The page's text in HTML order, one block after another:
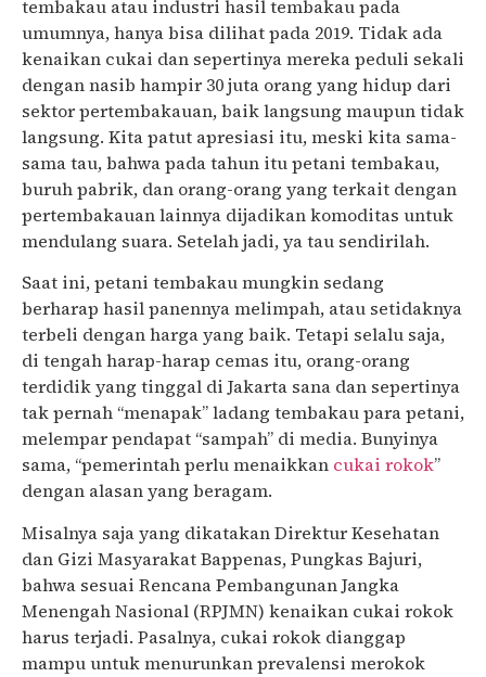
tembakau atau industri hasil tembakau pada
umumnya, hanya bisa dilihat pada 2019. Tidak ada
kenaikan cukai dan sepertinya mereka peduli sekali
dengan nasib hampir 30 juta orang yang hidup dari
sektor pertembakauan, baik langsung maupun tidak
langsung. Kita patut apresiasi itu, meski kita sama-
sama tau, bahwa pada tahun itu petani tembakau,
buruh pabrik, dan orang-orang yang terkait dengan
pertembakauan lainnya dijadikan komoditas untuk
mendulang suara. Setelah jadi, ya tau sendirilah.
Saat ini, petani tembakau mungkin sedang
berharap hasil panennya melimpah, atau setidaknya
terbeli dengan harga yang baik. Tetapi selalu saja,
di tengah harap-harap cemas itu, orang-orang
terdidik yang tinggal di Jakarta sana dan sepertinya
tak pernah “menapak” ladang tembakau para petani,
melempar pendapat “sampah” di media. Bunyinya
sama, “pemerintah perlu menaikkan cukai rokok”
dengan alasan yang beragam.
Misalnya saja yang dikatakan Direktur Kesehatan
dan Gizi Masyarakat Bappenas, Pungkas Bajuri,
bahwa sesuai Rencana Pembangunan Jangka
Menengah Nasional (RPJMN) kenaikan cukai rokok
harus terjadi. Pasalnya, cukai rokok dianggap
mampu untuk menurunkan prevalensi merokok